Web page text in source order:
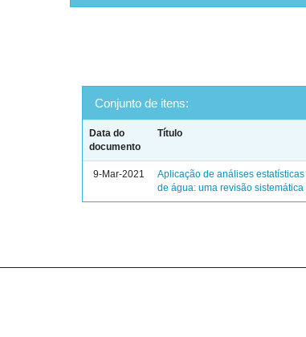
Conjunto de itens:
Data do
documento
Título
9-Mar-2021
Aplicação de análises
de água: uma revisão sistemática